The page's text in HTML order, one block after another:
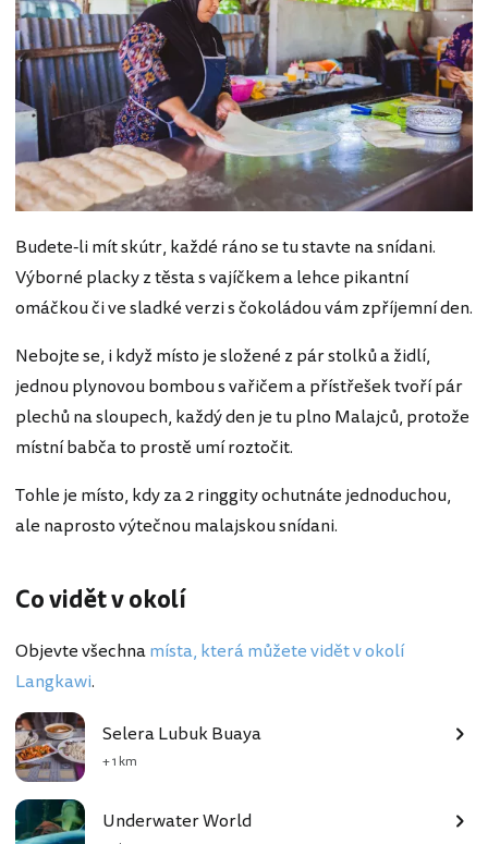
Budete-li mít skútr, každé ráno se tu stavte na snídani.
Výborné placky z těsta s vajíčkem a lehce pikantní
omáčkou či ve sladké verzi s čokoládou vám zpříjemní den.
Nebojte se, i když místo je složené z pár stolků a židlí,
jednou plynovou bombou s vařičem a přístřešek tvoří pár
plechů na sloupech, každý den je tu plno Malajců, protože
místní babča to prostě umí roztočit.
Tohle je místo, kdy za 2 ringgity ochutnáte jednoduchou,
ale naprosto výtečnou malajskou snídani.
Co vidět v okolí
Objevte všechnamísta, která můžete vidět v okolí
Langkawi.
Selera Lubuk Buaya
+ 1 km
Underwater World